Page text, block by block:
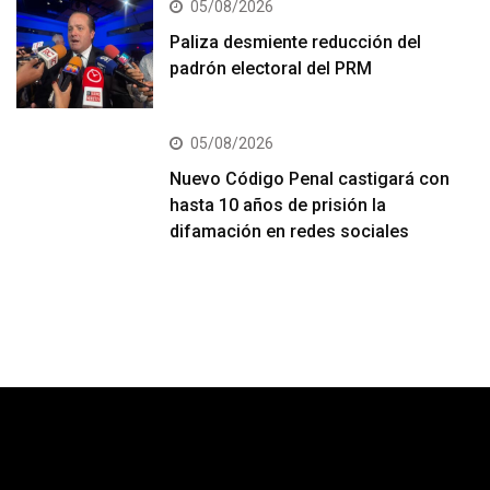
05/08/2026
Paliza desmiente reducción del
padrón electoral del PRM
05/08/2026
Nuevo Código Penal castigará con
hasta 10 años de prisión la
difamación en redes sociales